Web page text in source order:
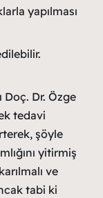
yapılması
Doç. Dr. Özge
tedavi
şöyle
yitirmiş
ve
tabi ki